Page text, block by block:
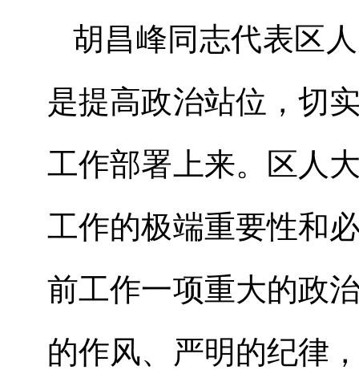
胡昌峰同志代表区
是提高政治站位，切
工作部署上来。区人
工作的极端重要性和
前工作一项重大的政
的作风、严明的纪律